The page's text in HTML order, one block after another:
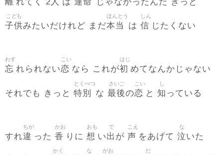
子供
こども
みたいだけれど まだ本当
ほんとう
は 信
しん
じたくない
忘
わす
れられない恋
こい
なら これが初
はじ
めてなんかじゃない
それでも きっと 特別
とくべつ
な 最後
さいご
の恋
こい
と 知
し
っている
すれ違
ちが
った 香
かお
りに 想
おも
い出
で
が 声
こえ
をあげて 泣
な
いた
かく な がお だ